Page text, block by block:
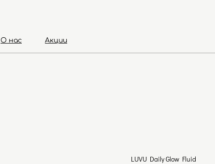
О нас Акции
LUVU Daily Glow Fluid